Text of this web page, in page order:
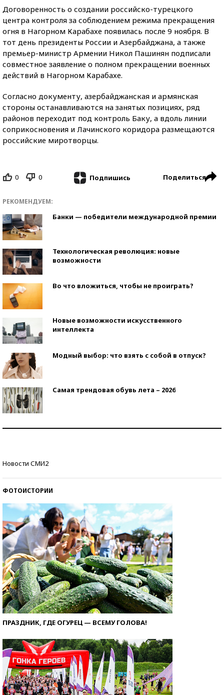
Договоренность о создании российско-турецкого
центра контроля за соблюдением режима прекращения
огня в Нагорном Карабахе появилась после 9 ноября. В
тот день президенты России и Азербайджана, а также
премьер-министр Армении Никол Пашинян подписали
совместное заявление о полном прекращении военных
действий в Нагорном Карабахе.
Согласно документу, азербайджанская и армянская
стороны останавливаются на занятых позициях, ряд
районов переходит под контроль Баку, а вдоль линии
соприкосновения и Лачинского коридора размещаются
российские миротворцы.
0 0 Подпишись Поделиться
РЕКОМЕНДУЕМ:
Банки — победители международной премии
Технологическая революция: новые
возможности
Во что вложиться, чтобы не проиграть?
Новые возможности искусственного
интеллекта
Модный выбор: что взять с собой в отпуск?
Самая трендовая обувь лета – 2026
Новости СМИ2
ФОТОИСТОРИИ
ПРАЗДНИК, ГДЕ ОГУРЕЦ — ВСЕМУ ГОЛОВА!